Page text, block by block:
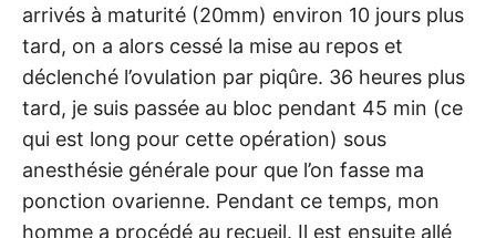
arrivés à maturité (20mm) environ 10 jours plus
tard, on a alors cessé la mise au repos et
déclenché l’ovulation par piqûre. 36 heures plus
tard, je suis passée au bloc pendant 45 min (ce
qui est long pour cette opération) sous
anesthésie générale pour que l’on fasse ma
ponction ovarienne. Pendant ce temps, mon
homme a procédé au recueil. Il est ensuite allé